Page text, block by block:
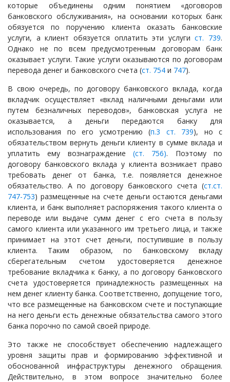
которые объединены одним понятием «договоров
банковского обслуживания», на основании которых банк
обязуется по поручению клиента оказать банковские
услуги, а клиент обязуется оплатить эти услугист. 739.
Однако не по всем предусмотренным договорам банк
оказывает услуги. Такие услуги оказываются по договорам
перевода денег и банковского счета (ст. 754 и 747).
В свою очередь, по договору банковского вклада, когда
вкладчик осуществляет «вклад наличными деньгами или
путем безналичных переводов», банковская услуга не
оказывается, а деньги передаются банку для
использования по его усмотрению (п.3 ст. 739), но с
обязательством вернуть деньги клиенту в сумме вклада и
уплатить ему вознаграждение (ст. 756). Поэтому по
договору банковского вклада у клиента возникает право
требовать денег от банка, т.е. появляется денежное
обязательство. А по договору банковского счета (ст.ст.
747-753) размещенные на счете деньги остаются деньгами
клиента, и банк выполняет распоряжения такого клиента о
переводе или выдаче сумм денег с его счета в пользу
самого клиента или указанного им третьего лица, и также
принимает на этот счет деньги, поступившие в пользу
клиента. Таким образом, по банковскому вкладу
сберегательным счетом удостоверяется денежное
требование вкладчика к банку, а по договору банковского
счета удостоверяется принадлежность размещенных на
нем денег клиенту банка. Соответственно, допущение того,
что все размещенные на банковском счете и поступающие
на него деньги есть денежные обязательства самого этого
банка порочно по самой своей природе.
Это также не способствует обеспечению надлежащего
уровня защиты прав и формированию эффективной и
обоснованной инфраструктуры денежного обращения.
Действительно, в этом вопросе значительно более